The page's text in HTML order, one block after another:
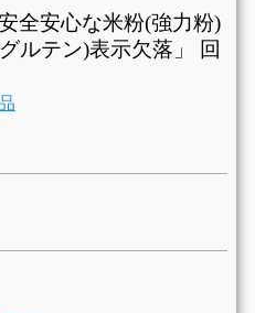
全安心な米粉(強力粉)
ルテン)表示欠落」 回